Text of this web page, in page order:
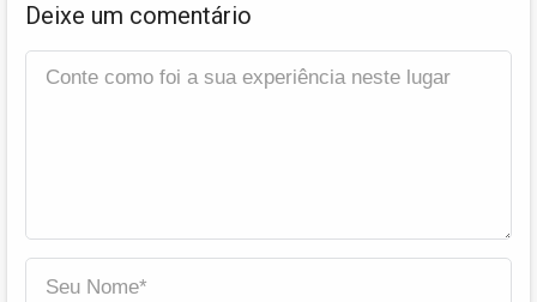
Deixe um comentário